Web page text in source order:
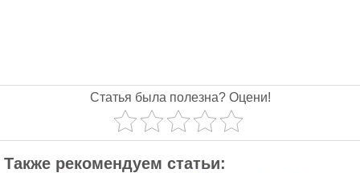
Статья была полезна? Оцени!
Также рекомендуем статьи: